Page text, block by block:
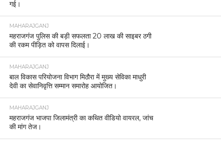
गई।
MAHARAJGANJ
महराजगंज पुलिस की बड़ी सफलता 20 लाख की साइबर ठगी
की रकम पीड़ित को वापस दिलाई।
MAHARAJGANJ
बाल विकास परियोजना विभाग मिठौरा में मुख्य सेविका माधुरी
देवी का सेवानिवृत्ति सम्मान समारोह आयोजित।
MAHARAJGANJ
महराजगंज भाजपा जिलामंत्री का कथित वीडियो वायरल, जांच
की मांग तेज।